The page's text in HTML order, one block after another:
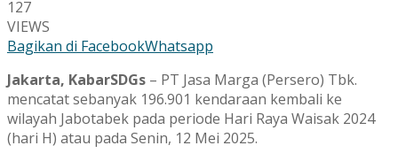
127
VIEWS
Bagikan di FacebookWhatsapp
Jakarta, KabarSDGs – PT Jasa Marga (Persero) Tbk.
mencatat sebanyak 196.901 kendaraan kembali ke
wilayah Jabotabek pada periode Hari Raya Waisak 2024
(hari H) atau pada Senin, 12 Mei 2025.